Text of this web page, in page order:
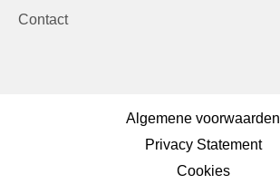
Contact
Algemene voorwaarden
Privacy Statement
Cookies